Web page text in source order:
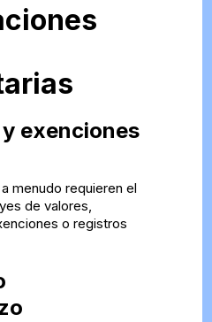
exenciones
menudo requieren el
de valores,
o registros